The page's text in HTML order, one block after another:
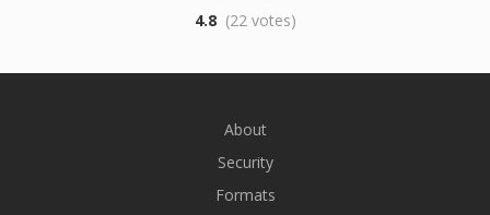
4.8 (22 votes)
About
Security
Formats